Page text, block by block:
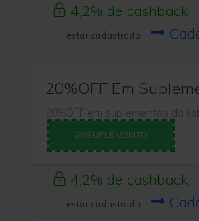
4,2% de cashback
estar cadastrado
20%OFF Em
20%OFF em suplementos da
20SUPLEMENTO
4,2% de cashback
estar cadastrado